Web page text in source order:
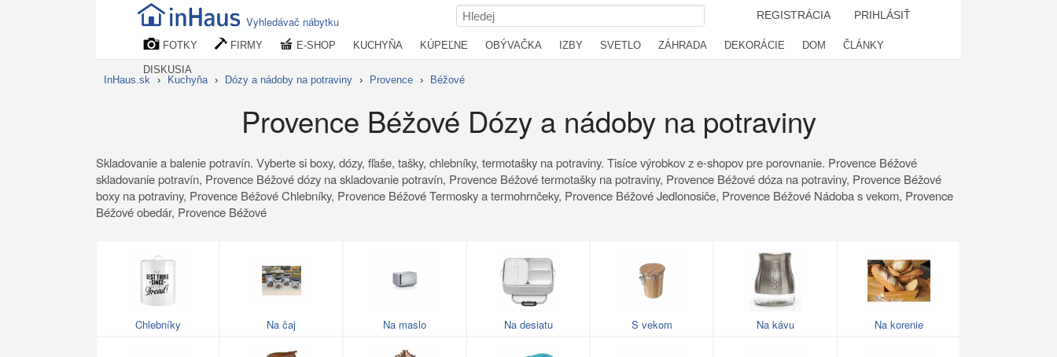
Vyhledávač nábytku REGISTRÁCIA PRIHLÁSIŤ
FOTKY FIRMY E-SHOP KUCHYŇA KÚPEĽNE OBÝVAČKA IZBY SVETLO ZÁHRADA DEKORÁCIE DOM ČLÁNKY
DISKUSIA
InHaus.sk › Kuchyňa › Dózy a nádoby na potraviny › Provence › Béžové
Provence Béžové Dózy a nádoby na potraviny
Skladovanie a balenie potravín. Vyberte si boxy, dózy, fľaše, tašky, chlebníky, termotašky na potraviny. Tisíce výrobkov z e-shopov pre porovnanie. Provence Béžové
skladovanie potravín, Provence Béžové dózy na skladovanie potravín, Provence Béžové termotašky na potraviny, Provence Béžové dóza na potraviny, Provence Béžové
boxy na potraviny, Provence Béžové Chlebníky, Provence Béžové Termosky a termohrnčeky, Provence Béžové Jedlonosiče, Provence Béžové Nádoba s vekom, Provence
Béžové obedár, Provence Béžové
Chlebníky Na čaj Na maslo Na desiatu S vekom Na kávu Na korenie